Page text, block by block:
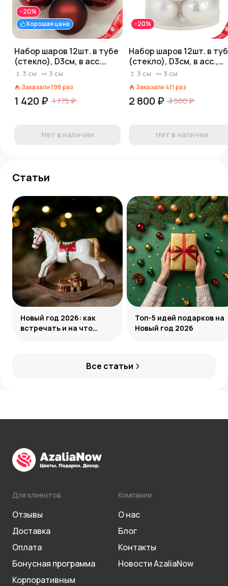
Хорошая цена
-20%
Набор шаров 12шт. в тубе
(стекло), D3см, в асс.
темно-красный
3 см 3 см
Заказали196раз
1 420 ₽ 1 775 ₽
Нет в наличии
-20%
Набор шаров 12шт. в
(стекло), D3см, в асс.,
белый
3 см 3 см
Заказали 411 раз
2 800 ₽ 3 500 ₽
Нет в наличии
Статьи
Все статьи
Новый год 2026: как
встречать и на что
Топ-5 идей подарков на
Новый год 2026
Для клиентов
Отзывы
Доставка
Оплата
Бонусная программа
Корпоративным
Компания
О нас
Блог
Контакты
Новости AzaliaNow